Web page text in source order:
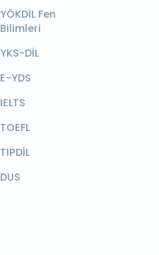
YÖKDİL Fen
Bilimleri
YKS-DİL
E-YDS
IELTS
TOEFL
TIPDİL
DUS